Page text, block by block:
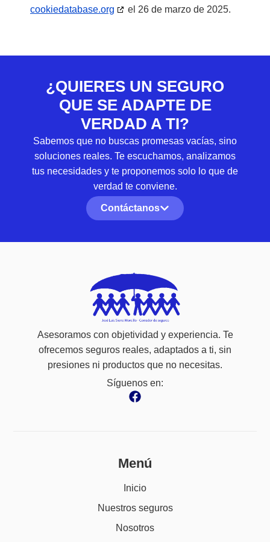
cookiedatabase.org
el 26 de marzo de 2025.
¿QUIERES UN SEGURO
QUE SE ADAPTE DE
VERDAD A TI?
Sabemos que no buscas promesas vacías, sino
soluciones reales. Te escuchamos, analizamos
tus necesidades y te proponemos solo lo que de
verdad te conviene.
Contáctanos
Asesoramos con objetividad y experiencia. Te
ofrecemos seguros reales, adaptados a ti, sin
presiones ni productos que no necesitas.
Síguenos en:
Menú
Inicio
Nuestros seguros
Nosotros